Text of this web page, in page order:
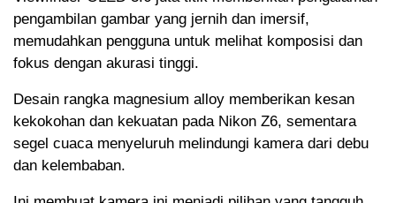
pengambilan gambar yang jernih dan imersif,
memudahkan pengguna untuk melihat komposisi dan
fokus dengan akurasi tinggi.
Desain rangka magnesium alloy memberikan kesan
kekokohan dan kekuatan pada Nikon Z6, sementara
segel cuaca menyeluruh melindungi kamera dari debu
dan kelembaban.